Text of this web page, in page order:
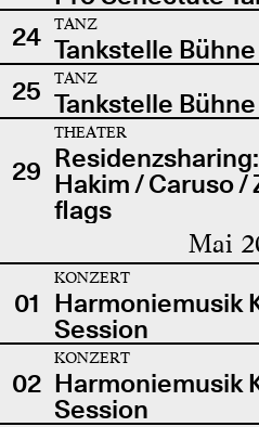
24
TANZ
Tankstelle
25
TANZ
Tankstelle
29
THEATER
Hakim / Caruso /
flags
Mai
01
KONZERT
Harmoniemusik
Session
02
KONZERT
Harmoniemusik
Session